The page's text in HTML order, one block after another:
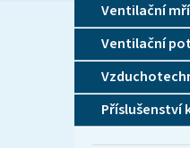
Ventilační
Ventilační
Příslušenství